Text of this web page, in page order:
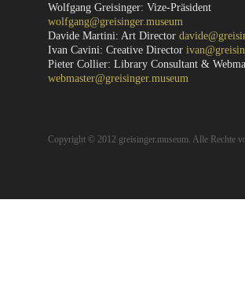
Wolfgang Greisinger: Vize-Präsident
wolfgang@greisinger.museum
Davide Martini: Art Director
Ivan Cavini: Creative Director
Pieter Collier: Library Consultant &
webmaster@greisinger.museum
Copyright © 2012 greisinger.museum. Alle Rechte